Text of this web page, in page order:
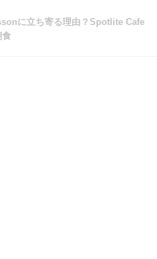
に立ち寄る理由？Spotlite Cafe
食